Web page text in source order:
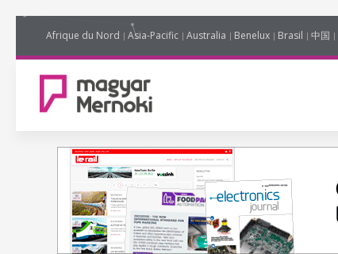
Afrique du Nord Asia-Pacific Australia Benelux Brasil 中国